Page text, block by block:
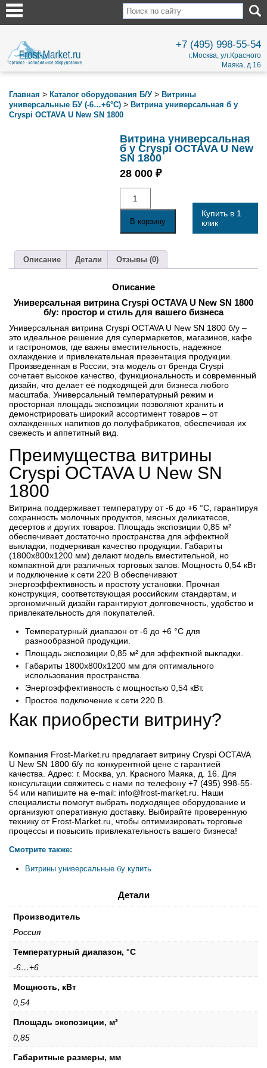
+7 (495) 998-55-54
г.Москва, ул.Красного
Маяка, д.16
Главная > Каталог оборудования Б/У > Витрины
универсальные БУ (-6…+6°С) > Витрина универсальная б у
Cryspi OCTAVA U New SN 1800
Витрина универсальная
б у Cryspi OCTAVA U New
SN 1800
28 000 ₽
товара
Витрина
универсальная
Cryspi
OCTAVA
U
SN
В корзину
Купить в 1
клик
Описание Детали Отзывы (0)
Описание
Универсальная витрина Cryspi OCTAVA U New SN 1800
б/у: простор и стиль для вашего бизнеса
Универсальная витрина Cryspi OCTAVA U New SN 1800 б/у –
это идеальное решение для супермаркетов, магазинов, кафе
и гастрономов, где важны вместительность, надежное
охлаждение и привлекательная презентация продукции.
Произведенная в России, эта модель от бренда Cryspi
сочетает высокое качество, функциональность и современный
дизайн, что делает её подходящей для бизнеса любого
масштаба. Универсальный температурный режим и
просторная площадь экспозиции позволяют хранить и
демонстрировать широкий ассортимент товаров – от
охлажденных напитков до полуфабрикатов, обеспечивая их
свежесть и аппетитный вид.
Преимущества витрины
Cryspi OCTAVA U New SN
1800
Витрина поддерживает температуру от -6 до +6 °C, гарантируя
сохранность молочных продуктов, мясных деликатесов,
десертов и других товаров. Площадь экспозиции 0,85 м²
обеспечивает достаточно пространства для эффектной
выкладки, подчеркивая качество продукции. Габариты
(1800x800x1200 мм) делают модель вместительной, но
компактной для различных торговых залов. Мощность 0,54 кВт
и подключение к сети 220 В обеспечивают
энергоэффективность и простоту установки. Прочная
конструкция, соответствующая российским стандартам, и
эргономичный дизайн гарантируют долговечность, удобство и
привлекательность для покупателей.
Температурный диапазон от -6 до +6 °C для
разнообразной продукции.
Площадь экспозиции 0,85 м² для эффектной выкладки.
Габариты 1800x800x1200 мм для оптимального
использования пространства.
Энергоэффективность с мощностью 0,54 кВт.
Простое подключение к сети 220 В.
Как приобрести витрину?
Компания Frost-Market.ru предлагает витрину Cryspi OCTAVA
U New SN 1800 б/у по конкурентной цене с гарантией
качества. Адрес: г. Москва, ул. Красного Маяка, д. 16. Для
консультации свяжитесь с нами по телефону +7 (495) 998-55-
54 или напишите на e-mail: info@frost-market.ru. Наши
специалисты помогут выбрать подходящее оборудование и
организуют оперативную доставку. Выбирайте проверенную
технику от Frost-Market.ru, чтобы оптимизировать торговые
процессы и повысить привлекательность вашего бизнеса!
Смотрите также:
Витрины универсальные бу купить
Детали
Производитель
Россия
Температурный диапазон, °С
-6…+6
Мощность, кВт
0,54
Площадь экспозиции, м²
0,85
Габаритные размеры, мм